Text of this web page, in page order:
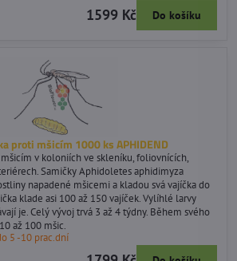
1599 Kč Do košíku
proti mšicím 1000 ks APHIDEND
v koloniích ve skleníku, foliovnících,
Samičky Aphidoletes aphidimyza
napadené mšicemi a kladou svá vajíčka do
klade asi 100 až 150 vajíček. Vylíhlé larvy
je. Celý vývoj trvá 3 až 4 týdny. Během svého
až 100 mšic.
5 -10 prac.dní